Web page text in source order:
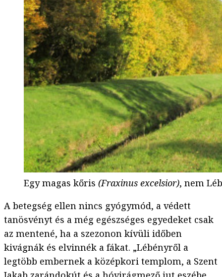
Egy magas kőris (Fraxinus excelsior), nem
A betegség ellen nincs gyógymód, a védett
tanösvényt és a még egészséges egyedeket csak
az mentené, ha a szezonon kívüli időben
kivágnák és elvinnék a fákat. „Lébényről a
legtöbb embernek a középkori templom, a Szent